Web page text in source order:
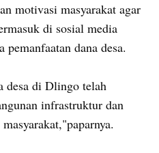
motivasi masyarakat agar
di sosial media
pemanfaatan dana desa.
desa di Dlingo telah
infrastruktur dan